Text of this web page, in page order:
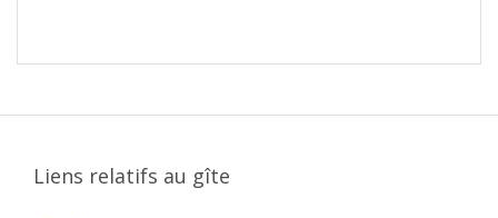
Liens relatifs au gîte